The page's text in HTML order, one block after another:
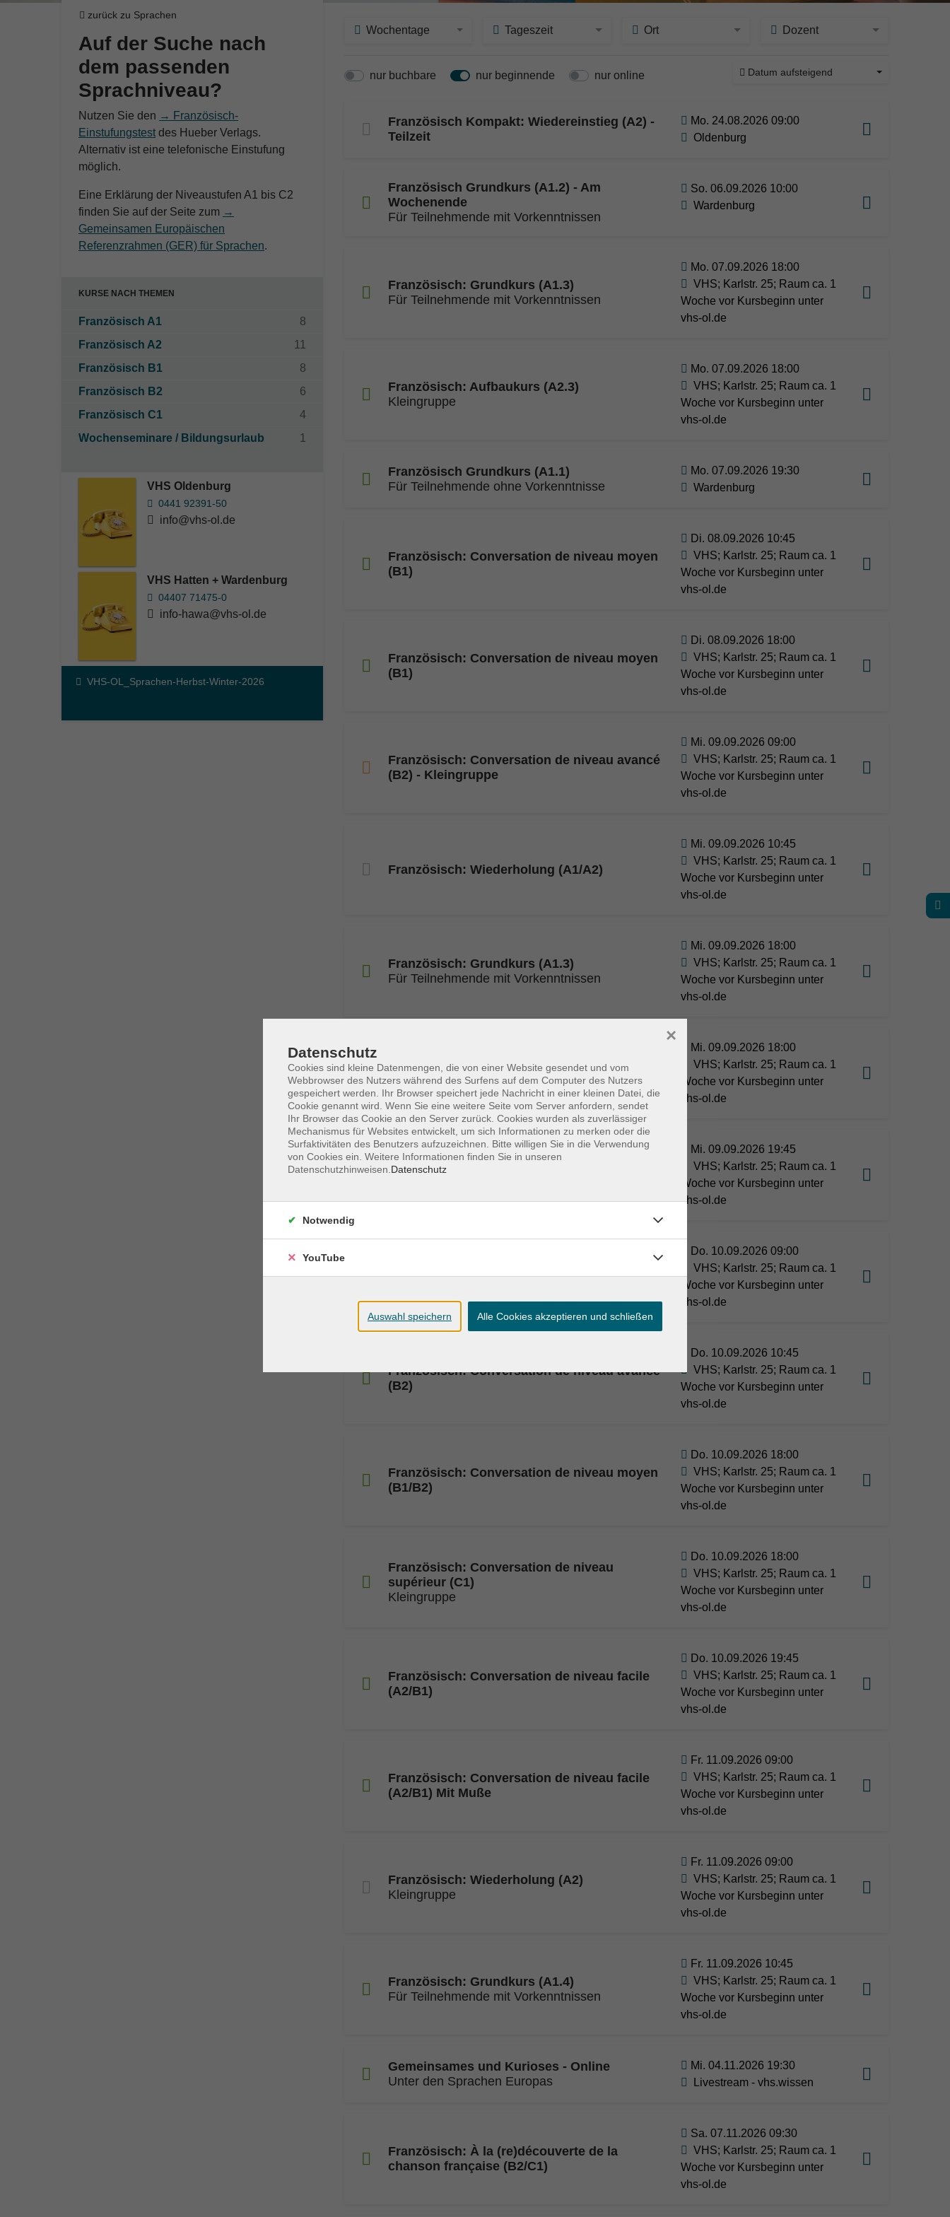
zurück zu Sprachen
Auf der Suche nach
dem passenden
Sprachniveau?
Nutzen Sie den → Französisch-
Einstufungstest des Hueber Verlags.
Alternativ ist eine telefonische Einstufung
möglich.
Eine Erklärung der Niveaustufen A1 bis C2
finden Sie auf der Seite zum →
Gemeinsamen Europäischen
Referenzrahmen (GER) für Sprachen.
KURSE NACH THEMEN
Französisch A1
8
Französisch A2
11
Französisch B1
8
Französisch B2
6
Französisch C1
4
Wochenseminare / Bildungsurlaub
1
VHS Oldenburg
0441 92391-50
info@vhs-ol.de
VHS Hatten + Wardenburg
04407 71475-0
info-hawa@vhs-ol.de
VHS-OL_Sprachen-Herbst-Winter-2026
Wochentage Tageszeit Ort Dozent
nur buchbare nur beginnende nur online Datum aufsteigend
Französisch Kompakt: Wiedereinstieg (A2) -
Teilzeit
Mo. 24.08.2026 09:00
Oldenburg
Französisch Grundkurs (A1.2) - Am
Wochenende
Für Teilnehmende mit Vorkenntnissen
So. 06.09.2026 10:00
Wardenburg
Französisch: Grundkurs (A1.3)
Für Teilnehmende mit Vorkenntnissen
Mo. 07.09.2026 18:00
VHS; Karlstr. 25; Raum ca. 1
Woche vor Kursbeginn unter
vhs-ol.de
Französisch: Aufbaukurs (A2.3)
Kleingruppe
Mo. 07.09.2026 18:00
VHS; Karlstr. 25; Raum ca. 1
Woche vor Kursbeginn unter
vhs-ol.de
Französisch Grundkurs (A1.1)
Für Teilnehmende ohne Vorkenntnisse
Mo. 07.09.2026 19:30
Wardenburg
Französisch: Conversation de niveau moyen
(B1)
Di. 08.09.2026 10:45
VHS; Karlstr. 25; Raum ca. 1
Woche vor Kursbeginn unter
vhs-ol.de
Französisch: Conversation de niveau moyen
(B1)
Di. 08.09.2026 18:00
VHS; Karlstr. 25; Raum ca. 1
Woche vor Kursbeginn unter
vhs-ol.de
Französisch: Conversation de niveau avancé
(B2) - Kleingruppe
Mi. 09.09.2026 09:00
VHS; Karlstr. 25; Raum ca. 1
Woche vor Kursbeginn unter
vhs-ol.de
Französisch: Wiederholung (A1/A2)
Mi. 09.09.2026 10:45
VHS; Karlstr. 25; Raum ca. 1
Woche vor Kursbeginn unter
vhs-ol.de
Französisch: Grundkurs (A1.3)
Für Teilnehmende mit Vorkenntnissen
Mi. 09.09.2026 18:00
VHS; Karlstr. 25; Raum ca. 1
Woche vor Kursbeginn unter
vhs-ol.de
Französisch: Aufbaukurs (A2.1)
Mi. 09.09.2026 18:00
VHS; Karlstr. 25; Raum ca. 1
Woche vor Kursbeginn unter
vhs-ol.de
Französisch: Aufbaukurs (A2+)
Mi. 09.09.2026 19:45
VHS; Karlstr. 25; Raum ca. 1
Woche vor Kursbeginn unter
vhs-ol.de
Do. 10.09.2026 09:00
VHS; Karlstr. 25; Raum ca. 1
Woche vor Kursbeginn unter
vhs-ol.de
Französisch: Conversation de niveau avancé
(B2)
Do. 10.09.2026 10:45
VHS; Karlstr. 25; Raum ca. 1
Woche vor Kursbeginn unter
vhs-ol.de
Französisch: Conversation de niveau moyen
(B1/B2)
Do. 10.09.2026 18:00
VHS; Karlstr. 25; Raum ca. 1
Woche vor Kursbeginn unter
vhs-ol.de
Französisch: Conversation de niveau
supérieur (C1)
Kleingruppe
Do. 10.09.2026 18:00
VHS; Karlstr. 25; Raum ca. 1
Woche vor Kursbeginn unter
vhs-ol.de
Französisch: Conversation de niveau facile
(A2/B1)
Do. 10.09.2026 19:45
VHS; Karlstr. 25; Raum ca. 1
Woche vor Kursbeginn unter
vhs-ol.de
Französisch: Conversation de niveau facile
(A2/B1) Mit Muße
Fr. 11.09.2026 09:00
VHS; Karlstr. 25; Raum ca. 1
Woche vor Kursbeginn unter
vhs-ol.de
Französisch: Wiederholung (A2)
Kleingruppe
Fr. 11.09.2026 09:00
VHS; Karlstr. 25; Raum ca. 1
Woche vor Kursbeginn unter
vhs-ol.de
Französisch: Grundkurs (A1.4)
Für Teilnehmende mit Vorkenntnissen
Fr. 11.09.2026 10:45
VHS; Karlstr. 25; Raum ca. 1
Woche vor Kursbeginn unter
vhs-ol.de
Gemeinsames und Kurioses - Online
Unter den Sprachen Europas
Mi. 04.11.2026 19:30
Livestream - vhs.wissen
Französisch: À la (re)découverte de la
chanson française (B2/C1)
Sa. 07.11.2026 09:30
VHS; Karlstr. 25; Raum ca. 1
Woche vor Kursbeginn unter
vhs-ol.de
Datenschutz
Cookies sind kleine Datenmengen, die von einer Website gesendet und vom
Webbrowser des Nutzers während des Surfens auf dem Computer des Nutzers
gespeichert werden. Ihr Browser speichert jede Nachricht in einer kleinen Datei, die
Cookie genannt wird. Wenn Sie eine weitere Seite vom Server anfordern, sendet
Ihr Browser das Cookie an den Server zurück. Cookies wurden als zuverlässiger
Mechanismus für Websites entwickelt, um sich Informationen zu merken oder die
Surfaktivitäten des Benutzers aufzuzeichnen. Bitte willigen Sie in die Verwendung
von Cookies ein. Weitere Informationen finden Sie in unseren
Datenschutzhinweisen. Datenschutz
×
Notwendig
YouTube
Auswahl speichern Alle Cookies akzeptieren und schließen